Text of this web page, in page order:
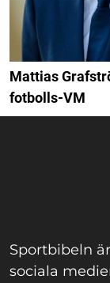
Mattias
fotbolls-VM
Sportbibeln
sociala